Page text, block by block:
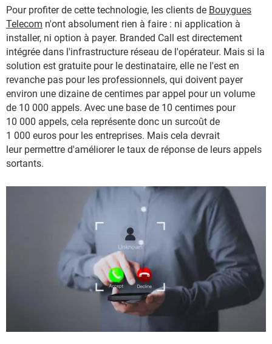
Pour profiter de cette technologie, les clients de Bouygues
Telecom n'ont absolument rien à faire : ni application à
installer, ni option à payer. Branded Call est directement
intégrée dans l'infrastructure réseau de l'opérateur. Mais si la
solution est gratuite pour le destinataire, elle ne l'est en
revanche pas pour les professionnels, qui doivent payer
environ une dizaine de centimes par appel pour un volume
de 10 000 appels. Avec une base de 10 centimes pour
10 000 appels, cela représente donc un surcoût de
1 000 euros pour les entreprises. Mais cela devrait
leur permettre d'améliorer le taux de réponse de leurs appels
sortants.